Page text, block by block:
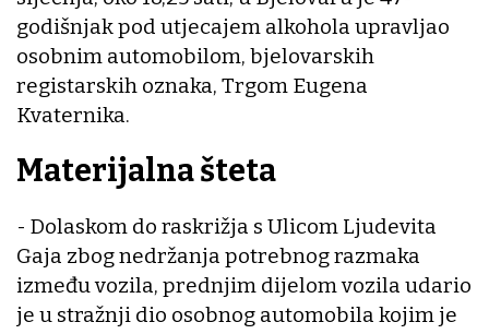
godišnjak pod utjecajem alkohola upravljao
osobnim automobilom, bjelovarskih
registarskih oznaka, Trgom Eugena
Kvaternika.
Materijalna šteta
- Dolaskom do raskrižja s Ulicom Ljudevita
Gaja zbog nedržanja potrebnog razmaka
između vozila, prednjim dijelom vozila udario
je u stražnji dio osobnog automobila kojim je